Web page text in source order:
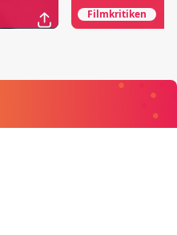
Filmkritiken